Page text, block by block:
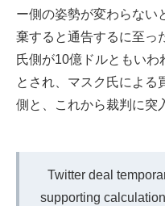
ー側の姿勢が変わらない
棄すると通告するに至っ
氏側が10億ドルともいわ
とされ、マスク氏による
側と、これから裁判に突
Twitter deal
supporting